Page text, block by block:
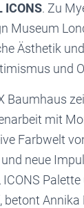
ICONS. Zu
Museum
Ästhetik
und
Baumhaus
mit
Farbwelt
neue
ICONS
betont